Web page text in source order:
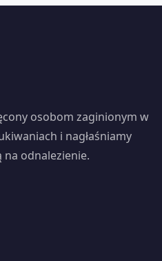
osobom zaginionym w
i nagłaśniamy
odnalezienie.